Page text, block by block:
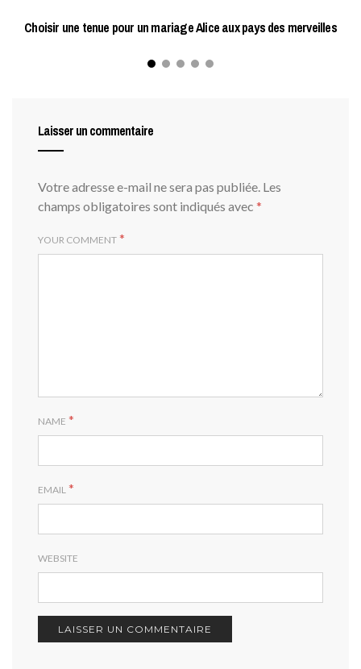
Choisir une tenue pour un mariage Alice aux pays des merveilles
Laisser un commentaire
Votre adresse e-mail ne sera pas publiée. Les
champs obligatoires sont indiqués avec *
YOUR COMMENT *
NAME *
EMAIL *
WEBSITE